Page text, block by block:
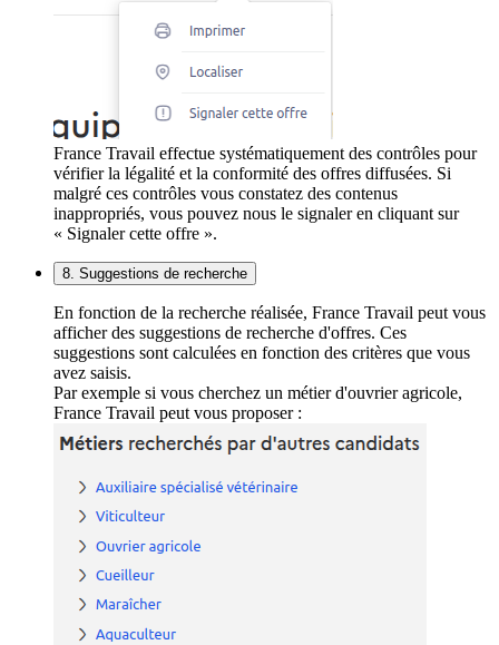
France Travail effectue systématiquement des contrôles pour
vérifier la légalité et la conformité des offres diffusées. Si
malgré ces contrôles vous constatez des contenus
inappropriés, vous pouvez nous le signaler en cliquant sur
« Signaler cette offre ».
8. Suggestions de recherche
En fonction de la recherche réalisée, France Travail peut vous
afficher des suggestions de recherche d'offres. Ces
suggestions sont calculées en fonction des critères que vous
avez saisis.
Par exemple si vous cherchez un métier d'ouvrier agricole,
France Travail peut vous proposer :